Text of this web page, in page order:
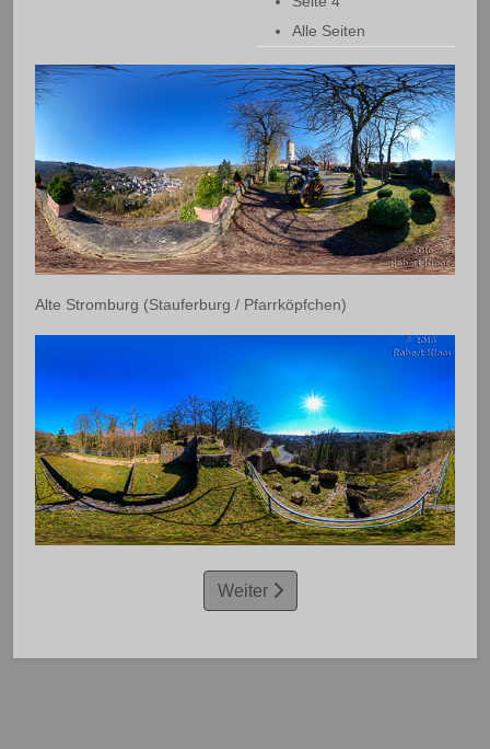
Alle Seiten
Alte Stromburg (Stauferburg / Pfarrköpfchen)
Weiter